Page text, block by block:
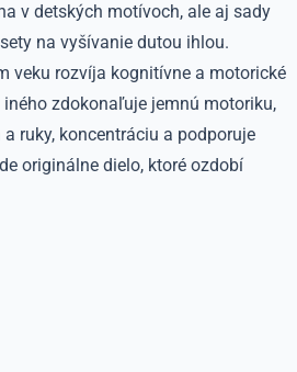
v detských motívoch, ale aj sady
na vyšívanie dutou ihlou.
veku rozvíja kognitívne a motorické
zdokonaľuje jemnú motoriku,
ruky, koncentráciu a podporuje
originálne dielo, ktoré ozdobí